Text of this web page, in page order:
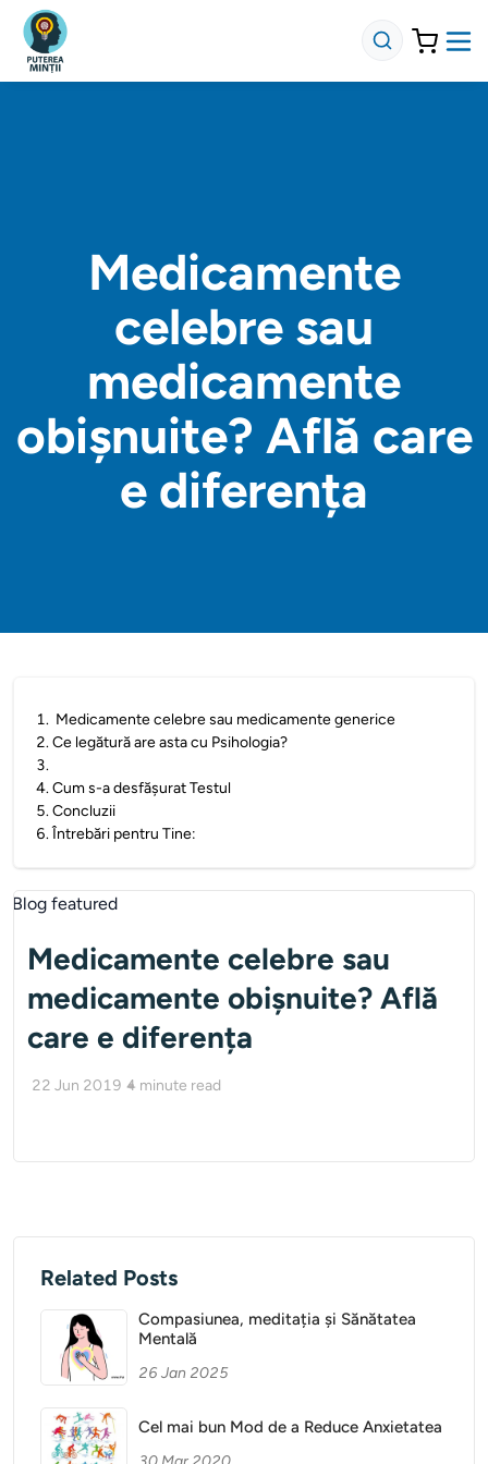
Medicamente
celebre sau
medicamente
obișnuite? Află care
e diferența
1. Medicamente celebre sau medicamente generice
2.Ce legătură are asta cu Psihologia?
3.
4.Cum s-a desfășurat Testul
5.Concluzii
6.Întrebări pentru Tine:
Medicamente celebre sau
medicamente obișnuite? Află
care e diferența
22 Jun 2019 4 minute read
Related Posts
Compasiunea, meditația și Sănătatea
Mentală
26 Jan 2025
Cel mai bun Mod de a Reduce Anxietatea